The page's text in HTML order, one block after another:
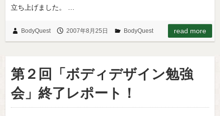
立ち上げました。 …
BodyQuest 2007年8月25日 BodyQuest read more
第２回「ボディデザイン勉強
会」終了レポート！